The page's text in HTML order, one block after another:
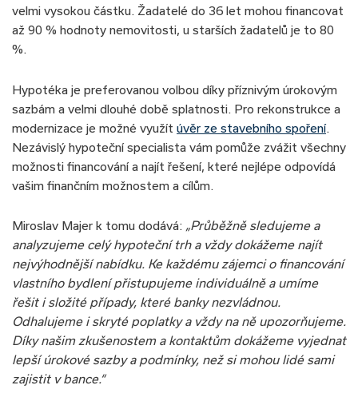
velmi vysokou částku. Žadatelé do 36 let mohou financovat
až 90 % hodnoty nemovitosti, u starších žadatelů je to 80
%.
Hypotéka je preferovanou volbou díky příznivým úrokovým
sazbám a velmi dlouhé době splatnosti. Pro rekonstrukce a
modernizace je možné využít úvěr ze stavebního spoření.
Nezávislý hypoteční specialista vám pomůže zvážit všechny
možnosti financování a najít řešení, které nejlépe odpovídá
vašim finančním možnostem a cílům.
Miroslav Majer k tomu dodává: „Průběžně sledujeme a
analyzujeme celýhypoteční trha vždy dokážeme najít
nejvýhodnější nabídku. Ke každému zájemci o financování
vlastního bydlení přistupujeme individuálně a umíme
řešit i složité případy, které banky nezvládnou.
Odhalujeme i skryté poplatky a vždy na ně upozorňujeme.
Díky našim zkušenostem a kontaktům dokážeme vyjednat
lepší úrokové sazby a podmínky, než si mohou lidé sami
zajistit v bance.“